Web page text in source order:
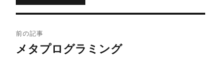
稿
前の記事
メタプログラミング